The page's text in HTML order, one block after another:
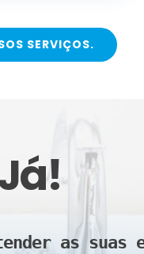
SERVIÇOS.
as